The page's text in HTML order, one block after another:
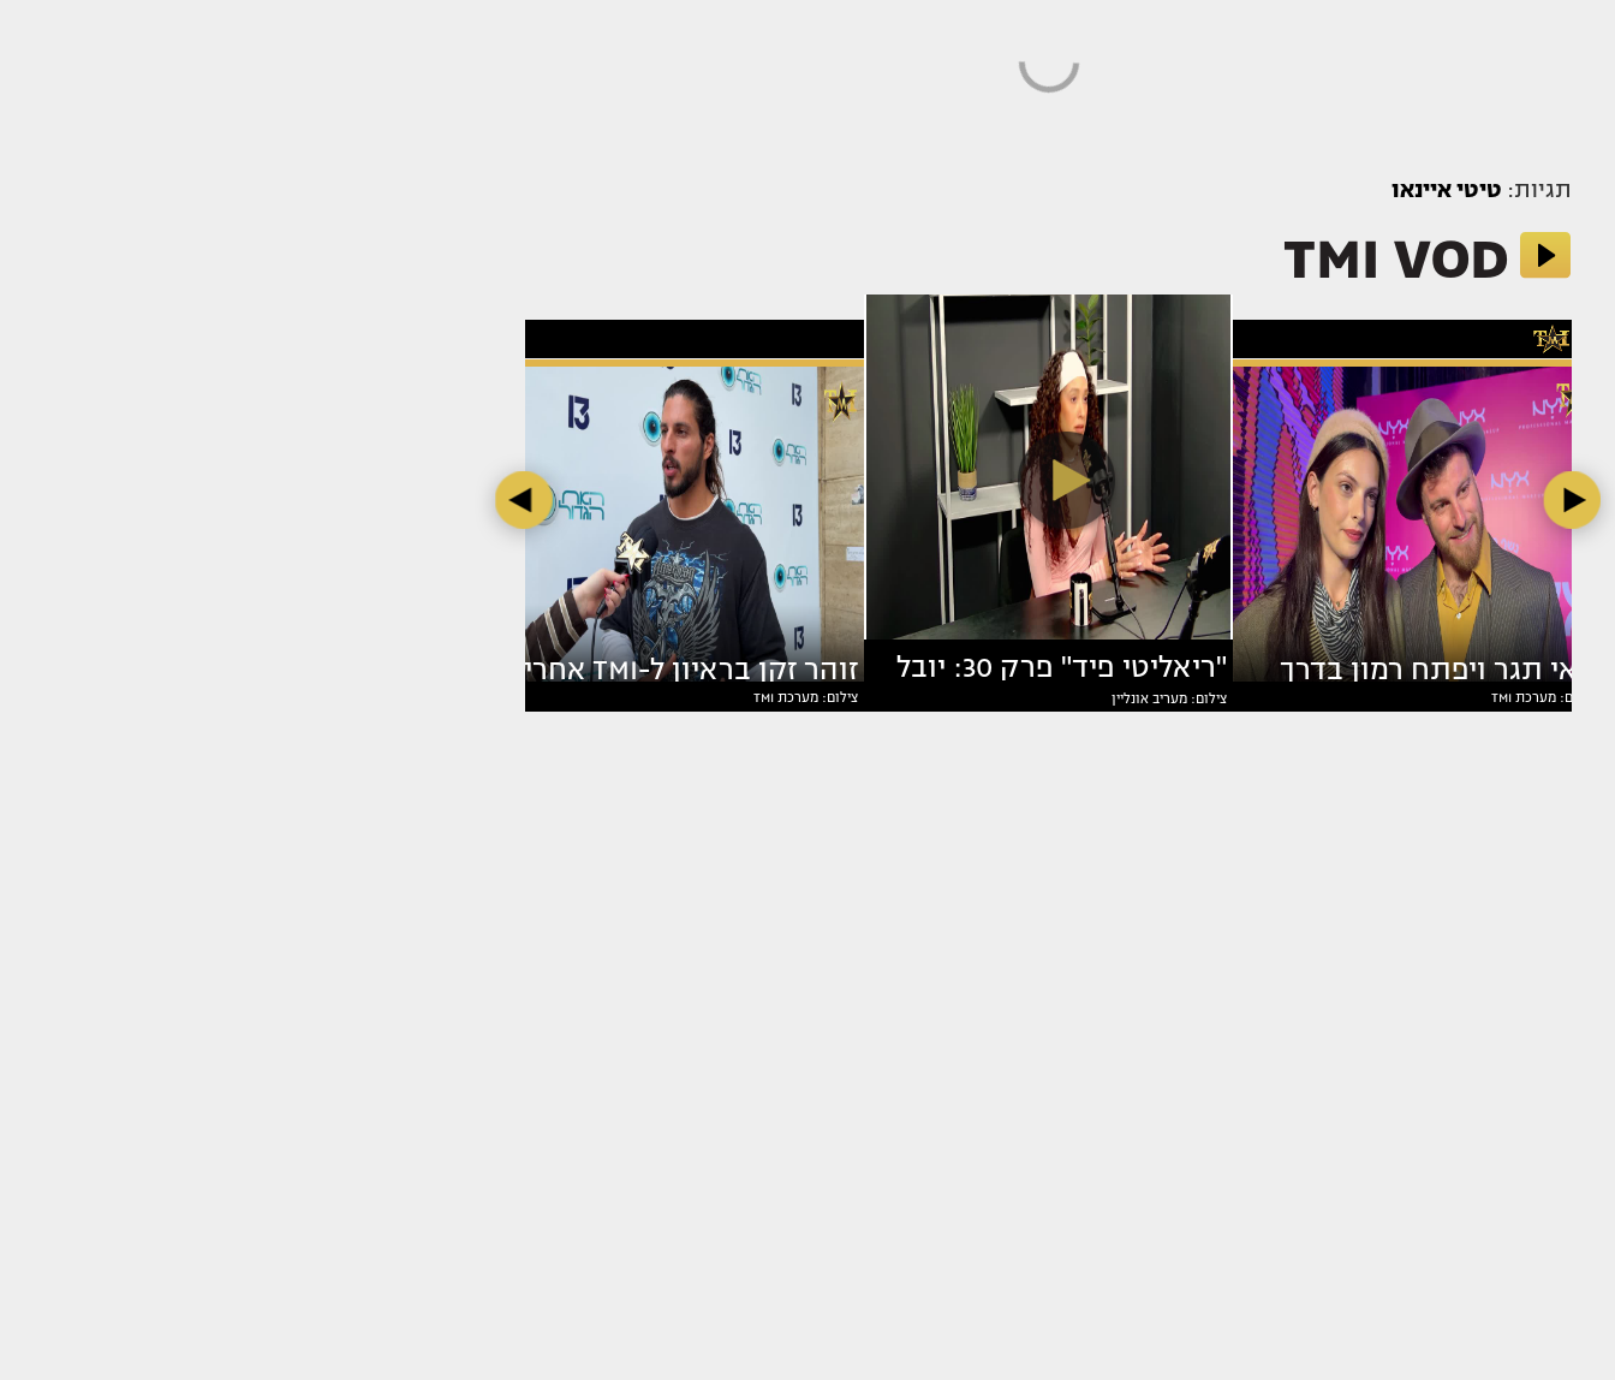
תגיות: טיטי איינאו
TMI VOD
זוהר זקן בראיון ל-TMI אחרי
ההדחה
צילום: מערכת TMI
"ריאליטי פיד" פרק 30: יובל
בוצ'ן מדברת על הכל
צילום: מעריב אונליין
מאי תגר ויפתח רמון בדרך
לשלב הבא?
צילום: מערכת TMI